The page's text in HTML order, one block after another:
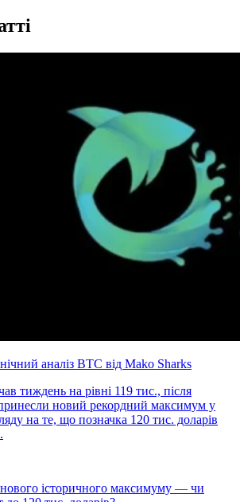
аналіз BTC від Mako Sharks
тиждень на рівні 119 тис., після
новий рекордний максимум у
на те, що позначка 120 тис. доларів
нового історичного максимуму — чи